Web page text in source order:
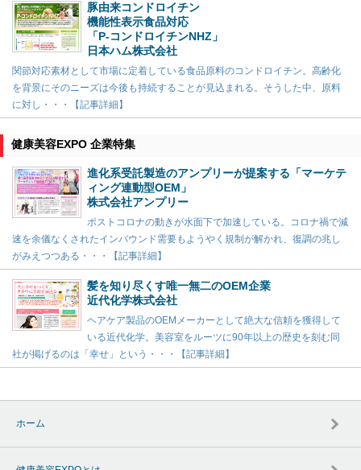
豚由来コンドロイチン
機能性表示食品対応
「P-コンドロイチンNHZ」
日本ハム株式会社
関節対応素材として市場に定着している食品原料のコンドロイチン。高齢化
を背景にそのニーズは今後も持続することが見込まれる。そうした中、原料
に対し・・・【記事詳細】
健康美容EXPO 企業特集
進化系受託製造のアンプリーが提案する「マーケテ
ィング連動型OEM」
株式会社アンプリー
ポストコロナの動きが水面下で加速している。コロナ禍で減
速を余儀なくされたインバウンド需要もようやく規制が解かれ、復調の兆し
がみえつつある・・・【記事詳細】
髪を知り尽くす唯一無二のOEM企業
近代化学株式会社
ヘアケア製品のOEMメーカーとして絶大な信頼を獲得して
いる近代化学。美容室をルーツに90年以上の歴史を刻む同
社が掲げるのは「幸せ」という・・・【記事詳細】
ホーム